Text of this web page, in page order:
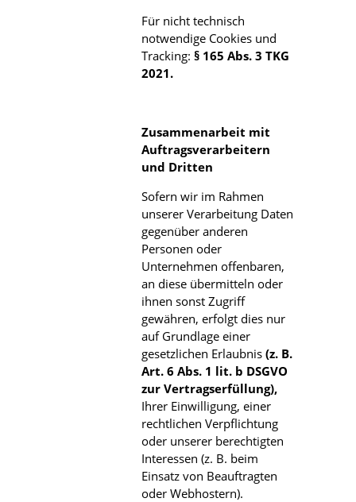
Für nicht technisch
notwendige Cookies und
Tracking: § 165 Abs. 3 TKG
2021.
Zusammenarbeit mit
Auftragsverarbeitern
und Dritten
Sofern wir im Rahmen
unserer Verarbeitung Daten
gegenüber anderen
Personen oder
Unternehmen offenbaren,
an diese übermitteln oder
ihnen sonst Zugriff
gewähren, erfolgt dies nur
auf Grundlage einer
gesetzlichen Erlaubnis (z. B.
Art. 6 Abs. 1 lit. b DSGVO
zur Vertragserfüllung),
Ihrer Einwilligung, einer
rechtlichen Verpflichtung
oder unserer berechtigten
Interessen (z. B. beim
Einsatz von Beauftragten
oder Webhostern).